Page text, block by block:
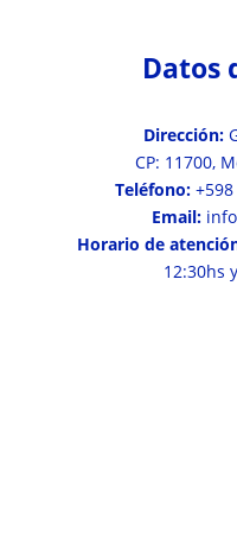
Datos
Dirección:
CP: 11700,
Teléfono:
Email:
Horario de
12:30hs